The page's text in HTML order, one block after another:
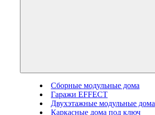
Сборные модульные дома
Гаражи EFFECT
Двухэтажные модульные дома
Каркасные дома под ключ